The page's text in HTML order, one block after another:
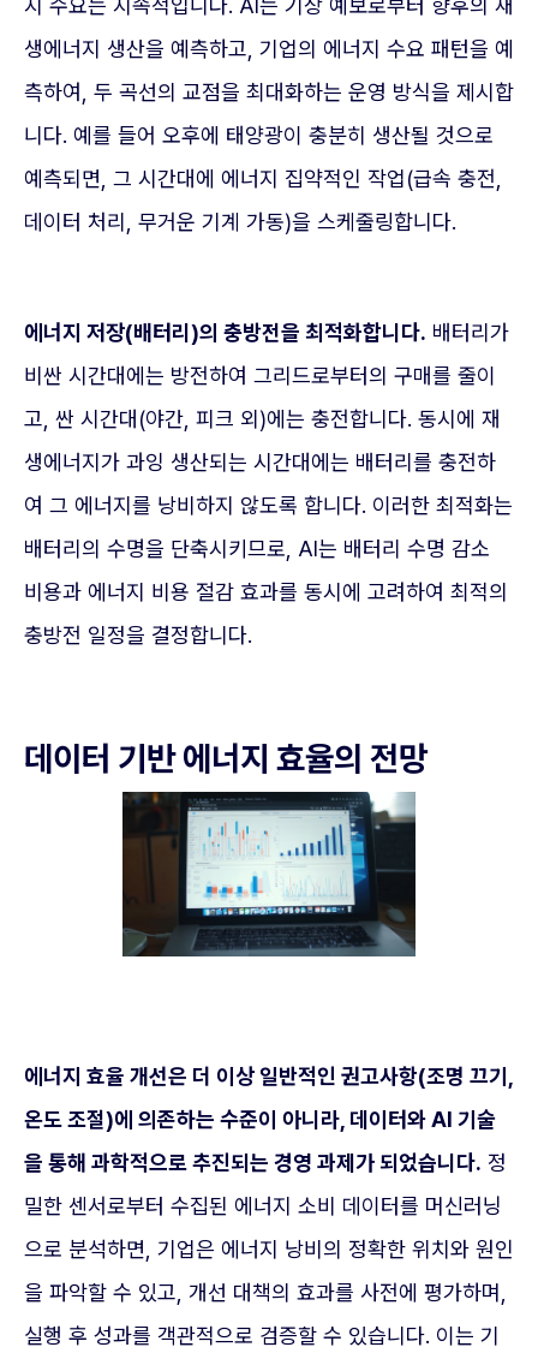
지 수요는 지속적입니다. AI는 기상 예보로부터 향후의 재
생에너지 생산을 예측하고, 기업의 에너지 수요 패턴을 예
측하여, 두 곡선의 교점을 최대화하는 운영 방식을 제시합
니다. 예를 들어 오후에 태양광이 충분히 생산될 것으로
예측되면, 그 시간대에 에너지 집약적인 작업(급속 충전,
데이터 처리, 무거운 기계 가동)을 스케줄링합니다.
에너지 저장(배터리)의 충방전을 최적화합니다. 배터리가
비싼 시간대에는 방전하여 그리드로부터의 구매를 줄이
고, 싼 시간대(야간, 피크 외)에는 충전합니다. 동시에 재
생에너지가 과잉 생산되는 시간대에는 배터리를 충전하
여 그 에너지를 낭비하지 않도록 합니다. 이러한 최적화는
배터리의 수명을 단축시키므로, AI는 배터리 수명 감소
비용과 에너지 비용 절감 효과를 동시에 고려하여 최적의
충방전 일정을 결정합니다.
데이터 기반 에너지 효율의 전망
에너지 효율 개선은 더 이상 일반적인 권고사항(조명 끄기,
온도 조절)에 의존하는 수준이 아니라, 데이터와 AI 기술
을 통해 과학적으로 추진되는 경영 과제가 되었습니다. 정
밀한 센서로부터 수집된 에너지 소비 데이터를 머신러닝
으로 분석하면, 기업은 에너지 낭비의 정확한 위치와 원인
을 파악할 수 있고, 개선 대책의 효과를 사전에 평가하며,
실행 후 성과를 객관적으로 검증할 수 있습니다. 이는 기